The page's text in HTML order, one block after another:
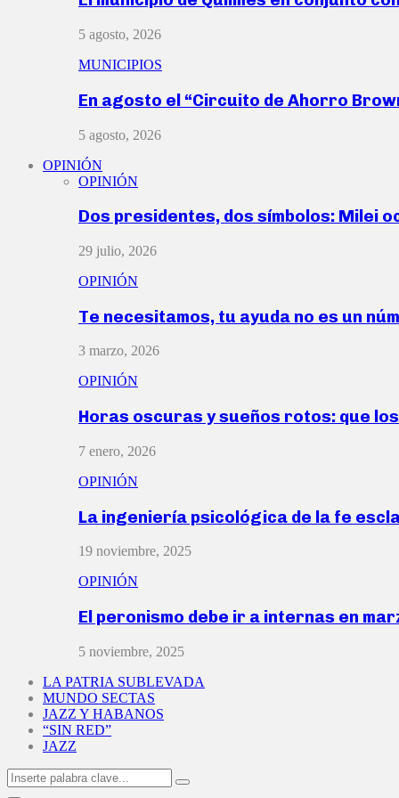
5 agosto, 2026
MUNICIPIOS
En agosto el “Circuito de Ahorro
5 agosto, 2026
OPINIÓN
OPINIÓN
Dos presidentes, dos símbolos: Milei
29 julio, 2026
OPINIÓN
Te necesitamos, tu ayuda no es un
3 marzo, 2026
OPINIÓN
Horas oscuras y sueños rotos: que
7 enero, 2026
OPINIÓN
La ingeniería psicológica de la fe
19 noviembre, 2025
OPINIÓN
El peronismo debe ir a internas en
5 noviembre, 2025
LA PATRIA SUBLEVADA
MUNDO SECTAS
JAZZ Y HABANOS
“SIN RED”
JAZZ
Search
for:
Search